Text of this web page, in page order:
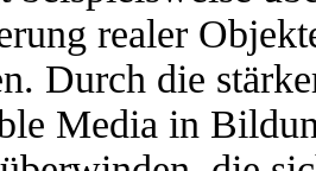
realer
Durch die
Media in